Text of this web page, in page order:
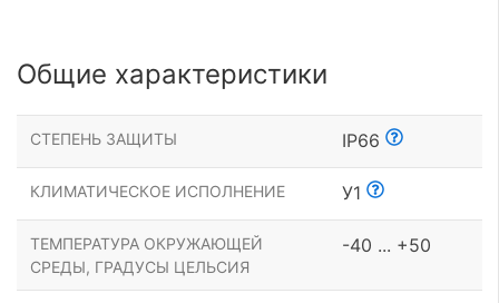
Общие характеристики
СТЕПЕНЬ ЗАЩИТЫ IP66
КЛИМАТИЧЕСКОЕ ИСПОЛНЕНИЕ У1
ТЕМПЕРАТУРА ОКРУЖАЮЩЕЙ
СРЕДЫ, ГРАДУСЫ ЦЕЛЬСИЯ
-40 ... +50